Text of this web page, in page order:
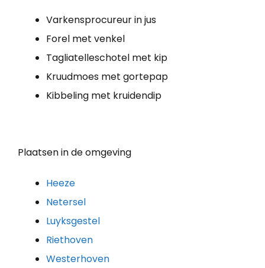
Varkensprocureur in jus
Forel met venkel
Tagliatelleschotel met kip
Kruudmoes met gortepap
Kibbeling met kruidendip
Plaatsen in de omgeving
Heeze
Netersel
Luyksgestel
Riethoven
Westerhoven